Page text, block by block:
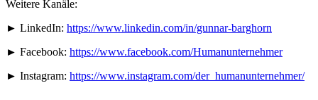
Weitere Kanäle:
► LinkedIn: https://www.linkedin.com/in/gunnar-barghorn
► Facebook: https://www.facebook.com/Humanunternehmer
► Instagram: https://www.instagram.com/der_humanunternehmer/